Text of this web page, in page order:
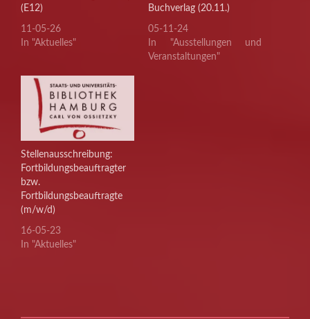
(E12)
11-05-26
In "Aktuelles"
Buchverlag (20.11.)
05-11-24
In "Ausstellungen und
Veranstaltungen"
Stellenausschreibung:
Fortbildungsbeauftragter
bzw.
Fortbildungsbeauftragte
(m/w/d)
16-05-23
In "Aktuelles"